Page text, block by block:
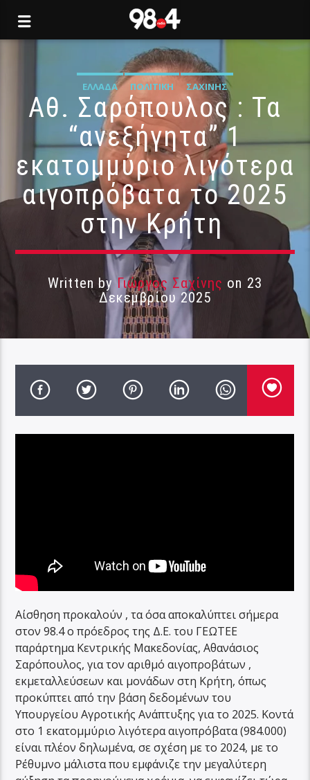
ΕΛΛΆΔΑ ΠΟΛΙΤΙΚΉ ΣΑΧΊΝΗΣ
Αθ. Σαρόπουλος : Τα
“ανεξήγητα” 1
εκατομμύριο λιγότερα
αιγοπρόβατα το 2025
στην Κρήτη
Written byΓιώργος Σαχίνης on 23
Δεκεμβρίου 2025
Αίσθηση προκαλούν , τα όσα αποκαλύπτει σήμερα
στον 98.4 ο πρόεδρος της Δ.Ε. του ΓΕΩΤΕΕ
παράρτημα Κεντρικής Μακεδονίας, Αθανάσιος
Σαρόπουλος, για τον αριθμό αιγοπροβάτων ,
εκμεταλλεύσεων και μονάδων στη Κρήτη, όπως
προκύπτει από την βάση δεδομένων του
Υπουργείου Αγροτικής Ανάπτυξης για το 2025. Κοντά
στο 1 εκατομμύριο λιγότερα αιγοπρόβατα (984.000)
είναι πλέον δηλωμένα, σε σχέση με το 2024, με το
Ρέθυμνο μάλιστα που εμφάνιζε την μεγαλύτερη